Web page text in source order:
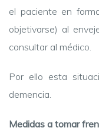
el paciente en
objetivarse) al
consultar al médico.
Por ello esta
demencia.
Medidas a tomar